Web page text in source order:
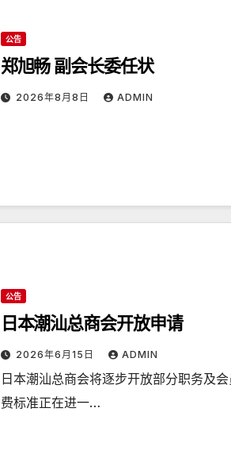
公告
郑旭畅 副会长委任状
2026年8月8日 ADMIN
公告
日本潮汕总商会开放申请
2026年6月15日 ADMIN
日本潮汕总商会将逐步开放部分职务及
费标准正在进一…